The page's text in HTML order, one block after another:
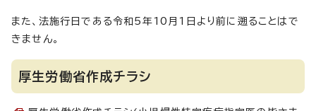
また、法施行日である令和5年10月1日より前に遡ることはで
きません。
厚生労働省作成チラシ